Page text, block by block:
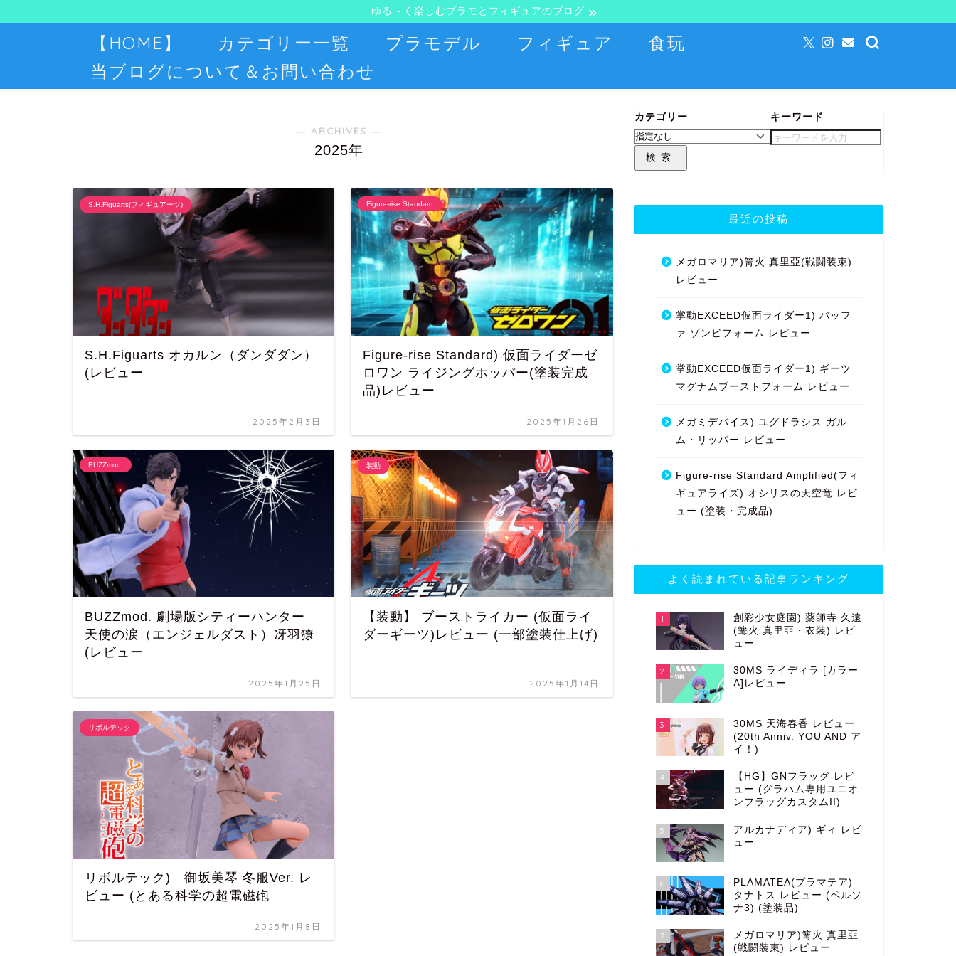
ゆる～く楽しむプラモとフィギュアのブログ
【HOME】 カテゴリー一覧 プラモデル フィギュア
食玩
当ブログについて＆お問い合わせ
― ARCHIVES ―
2025年
S.H.Figuarts(フィギュアーツ)
S.H.Figuarts オカルン（ダンダダン）
(レビュー
2025年2月3日
Figure-rise Standard
Figure-rise Standard) 仮面ライダーゼ
ロワン ライジングホッパー(塗装完成
品)レビュー
2025年1月26日
BUZZmod.
BUZZmod. 劇場版シティーハンター
天使の涙（エンジェルダスト）冴羽獠
(レビュー
2025年1月25日
装動
【装動】 ブーストライカー (仮面ライ
ダーギーツ)レビュー (一部塗装仕上げ)
2025年1月14日
リボルテック
リボルテック) 御坂美琴 冬服Ver. レ
ビュー (とある科学の超電磁砲
2025年1月8日
カテゴリー キーワード
検索
最近の投稿
メガロマリア)篝火 真里亞(戦闘装束)
レビュー
掌動EXCEED仮面ライダー1) バッフ
ァ ゾンビフォーム レビュー
掌動EXCEED仮面ライダー1) ギーツ
マグナムブーストフォーム レビュー
メガミデバイス) ユグドラシス ガル
ム・リッパー レビュー
Figure-rise Standard Amplified(フィ
ギュアライズ) オシリスの天空竜 レビ
ュー (塗装・完成品)
よく読まれている記事ランキング
1
創彩少女庭園) 薬師寺 久遠
(篝火 真里亞・衣装) レビ
ュー
2
30MS ライディラ [カラー
A]レビュー
3
30MS 天海春香 レビュー
(20th Anniv. YOU AND ア
イ！)
4
【HG】GNフラッグ レビ
ュー (グラハム専用ユニオ
ンフラッグカスタムII)
5
アルカナディア) ギィ レビ
ュー
6
PLAMATEA(プラマテア)
タナトス レビュー (ペルソ
ナ3) (塗装品)
7
メガロマリア)篝火 真里亞
(戦闘装束) レビュー